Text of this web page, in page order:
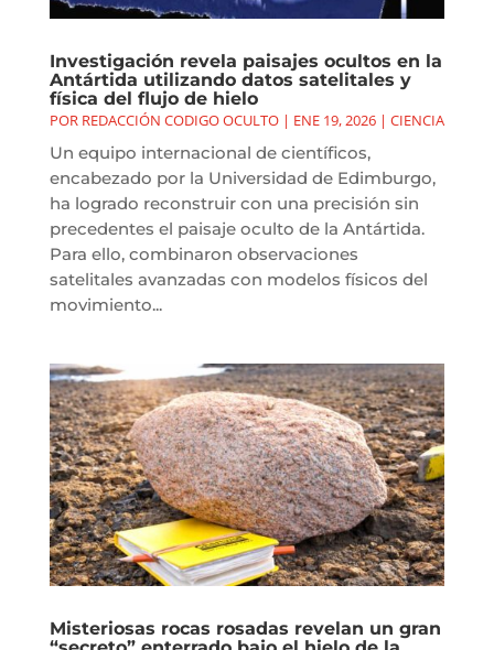
Investigación revela paisajes ocultos en la
Antártida utilizando datos satelitales y
física del flujo de hielo
POR REDACCIÓN CODIGO OCULTO| ENE 19, 2026| CIENCIA
Un equipo internacional de científicos,
encabezado por la Universidad de Edimburgo,
ha logrado reconstruir con una precisión sin
precedentes el paisaje oculto de la Antártida.
Para ello, combinaron observaciones
satelitales avanzadas con modelos físicos del
movimiento...
Misteriosas rocas rosadas revelan un gran